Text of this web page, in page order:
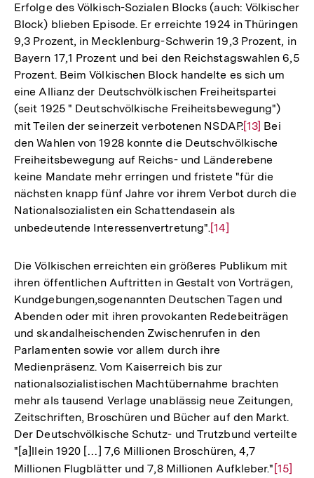
Erfolge des Völkisch-Sozialen Blocks (auch: Völkischer
Block) blieben Episode. Er erreichte 1924 in Thüringen
9,3 Prozent, in Mecklenburg-Schwerin 19,3 Prozent, in
Bayern 17,1 Prozent und bei den Reichstagswahlen 6,5
Prozent. Beim Völkischen Block handelte es sich um
eine Allianz der Deutschvölkischen Freiheitspartei
(seit 1925 " Deutschvölkische Freiheitsbewegung")
mit Teilen der seinerzeit verbotenen NSDAP.Zur
Auflösung
der
Fußnote
[13] Bei
den Wahlen von 1928 konnte die Deutschvölkische
Freiheitsbewegung auf Reichs- und Länderebene
keine Mandate mehr erringen und fristete "für die
nächsten knapp fünf Jahre vor ihrem Verbot durch die
Nationalsozialisten ein Schattendasein als
unbedeutende Interessenvertretung".Zur
der
Fußnote
[14]
Die Völkischen erreichten ein größeres Publikum mit
ihren öffentlichen Auftritten in Gestalt von Vorträgen,
Kundgebungen,sogenannten Deutschen Tagen und
Abenden oder mit ihren provokanten Redebeiträgen
und skandalheischenden Zwischenrufen in den
Parlamenten sowie vor allem durch ihre
Medienpräsenz. Vom Kaiserreich bis zur
nationalsozialistischen Machtübernahme brachten
mehr als tausend Verlage unablässig neue Zeitungen,
Zeitschriften, Broschüren und Bücher auf den Markt.
Der Deutschvölkische Schutz- und Trutzbund verteilte
"[a]llein 1920 […] 7,6 Millionen Broschüren, 4,7
Millionen Flugblätter und 7,8 Millionen Aufkleber." Zur
[15]